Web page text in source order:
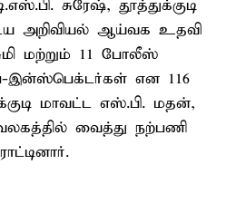
சுரேஷ், தூத்துக்குடி
அறிவியல் ஆய்வக உதவி
மற்றும் 11 போலீஸ்
என 116
மாவட்ட எஸ்.பி. மதன்,
வைத்து நற்பணி